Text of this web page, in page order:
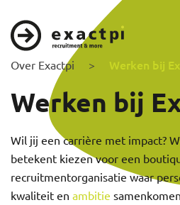
Over Exactpi > Werken bij
Werken bij
Wil jij een carrière met impact?
betekent kiezen voor een
recruitmentorganisatie waar
kwaliteit en ambitie